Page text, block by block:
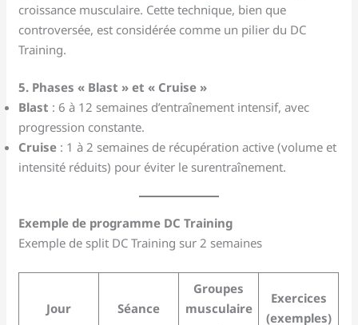
croissance musculaire. Cette technique, bien que
controversée, est considérée comme un pilier du DC
Training.
5. Phases « Blast » et « Cruise »
Blast : 6 à 12 semaines d’entraînement intensif, avec
progression constante.
Cruise : 1 à 2 semaines de récupération active (volume et
intensité réduits) pour éviter le surentraînement.
Exemple de programme DC Training
Exemple de split DC Training sur 2 semaines
Jour Séance
Groupes
musculaire
Exercices
(exemples)